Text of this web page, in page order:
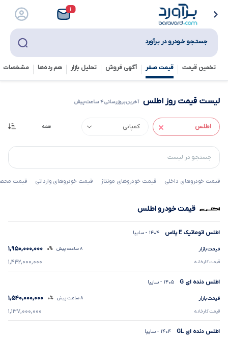
۱
جستـجو خـودرو در بـرآورد
تخمین قیمت قیمت صفر آگهی فروش تحلیل بازار هم رده‌ها‌ مشخصات
لیست قیمت روز اطلس آخرین بروزرسانی ۴ ساعت پیش
قیمت خودروهای داخلی قیمت خودروهای مونتاژ قیمت خودروهای وارداتی قیمت
قیمت خودرو اطلس
اطلس اتوماتیکEپلاس ۱۴۰۴ - سایپا
قیمت بازار ۸ ساعت پیش ۰% ۱,۹۵۰,۰۰۰,۰۰۰
قیمت کارخانه ۱,۴۴۲,۰۰۰,۰۰۰
اطلس دنده ای G ۱۴۰۵ - سایپا
قیمت بازار ۸ ساعت پیش ۰% ۱,۵۴۰,۰۰۰,۰۰۰
قیمت کارخانه ۱,۱۳۷,۰۰۰,۰۰۰
اطلس دنده ای GL ۱۴۰۴ - سایپا